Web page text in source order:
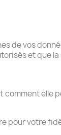
de vos
et que
elle
pour votre